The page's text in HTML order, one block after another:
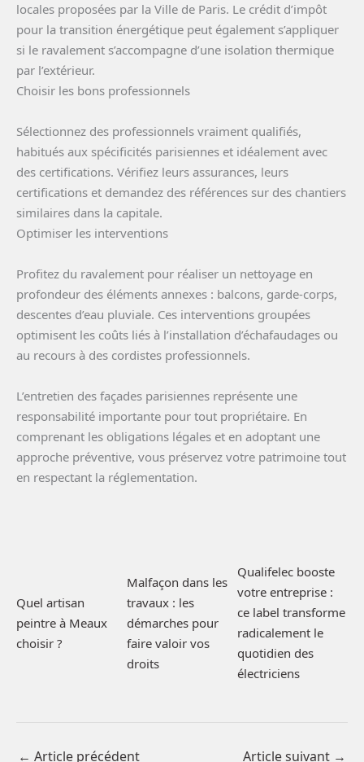
locales proposées par la Ville de Paris. Le crédit d’impôt
pour la transition énergétique peut également s’appliquer
si le ravalement s’accompagne d’une isolation thermique
par l’extérieur.
Choisir les bons professionnels
Sélectionnez des professionnels vraiment qualifiés,
habitués aux spécificités parisiennes et idéalement avec
des certifications. Vérifiez leurs assurances, leurs
certifications et demandez des références sur des chantiers
similaires dans la capitale.
Optimiser les interventions
Profitez du ravalement pour réaliser un nettoyage en
profondeur des éléments annexes : balcons, garde-corps,
descentes d’eau pluviale. Ces interventions groupées
optimisent les coûts liés à l’installation d’échafaudages ou
au recours à des cordistes professionnels.
L’entretien des façades parisiennes représente une
responsabilité importante pour tout propriétaire. En
comprenant les obligations légales et en adoptant une
approche préventive, vous préservez votre patrimoine tout
en respectant la réglementation.
Quel artisan
peintre à Meaux
choisir ?
Malfaçon dans les
travaux : les
démarches pour
faire valoir vos
droits
Qualifelec booste
votre entreprise :
ce label transforme
radicalement le
quotidien des
électriciens
← Article précédent Article suivant →